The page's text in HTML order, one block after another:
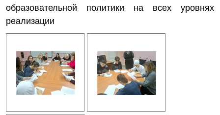
образовательной политики на всех уровнях
реализации